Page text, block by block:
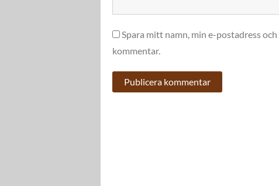
Spara mitt namn, min e-postadress
kommentar.